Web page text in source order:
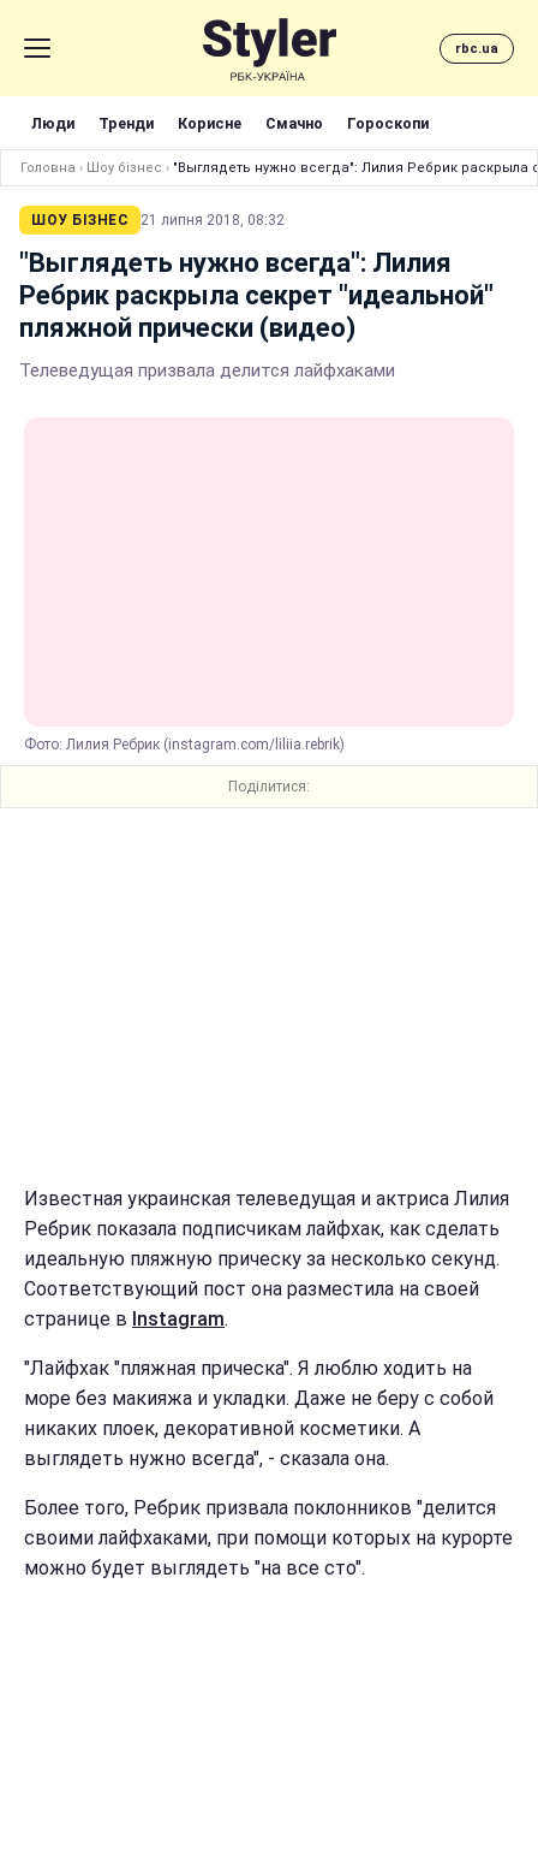
rbc.ua
Люди Тренди Корисне Смачно Гороскопи
Головна › Шоу бізнес › "Выглядеть нужно всегда": Лилия Ребрик
ШОУ БІЗНЕС 21 липня 2018, 08:32
"Выглядеть нужно всегда": Лилия
Ребрик раскрыла секрет "идеальной"
пляжной прически (видео)
Телеведущая призвала делится лайфхаками
Фото: Лилия Ребрик (instagram.com/liliia.rebrik)
Поділитися:
Известная украинская телеведущая и актриса Лилия
Ребрик показала подписчикам лайфхак, как сделать
идеальную пляжную прическу за несколько секунд.
Соответствующий пост она разместила на своей
странице в Instagram.
"Лайфхак "пляжная прическа". Я люблю ходить на
море без макияжа и укладки. Даже не беру с собой
никаких плоек, декоративной косметики. А
выглядеть нужно всегда", - сказала она.
Более того, Ребрик призвала поклонников "делится
своими лайфхаками, при помощи которых на курорте
можно будет выглядеть "на все сто".